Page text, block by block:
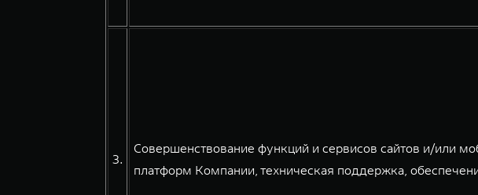
3.
Совершенствование функций и сервисов сайтов и/или
платформ Компании, техническая поддержка,